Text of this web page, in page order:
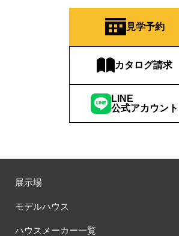
見学予約
カタログ請求
LINE
公式アカウント
展示場
モデルハウス
ハウスメーカー一覧